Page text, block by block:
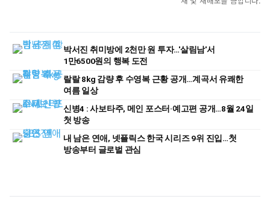
박서진 취미방에 2천만 원 투자…'살림남'서
1만6500원의 행복 도전
랄랄 8kg 감량 후 수영복 근황 공개…계곡서 유쾌한
여름 일상
신병4 : 사보타주, 메인 포스터·예고편 공개…8월 24일
첫 방송
내 남은 연애, 넷플릭스 한국 시리즈 9위 진입…첫
방송부터 글로벌 관심